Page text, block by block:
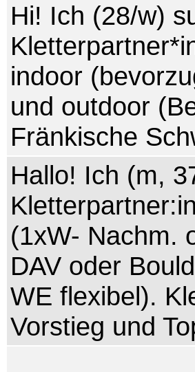
Hi! Ich (28/w)
indoor
und outdoor
Fränkische
Hallo! Ich (m,
(1xW- Nachm.
DAV oder
WE flexibel).
Vorstieg und